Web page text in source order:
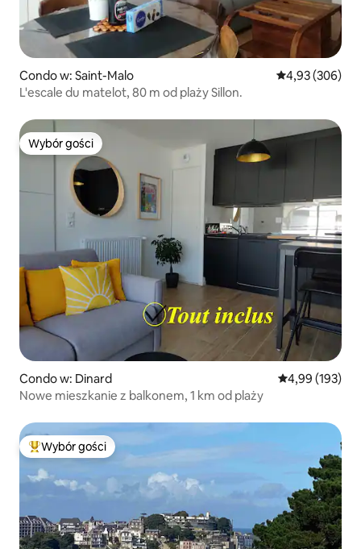
Condo w: Saint-Malo Średnia
4,93 (306)
L'escale du matelot, 80 m od plaży Sillon.
Wybór gości
Wybór gości
Condo w: Dinard Średnia
4,99 (193)
Nowe mieszkanie z balkonem, 1 km od plaży
Najpopularniejsze z kategorii Wybór gości
Wybór gości